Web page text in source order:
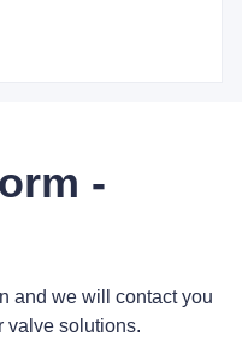
-
and we will contact you
valve solutions.